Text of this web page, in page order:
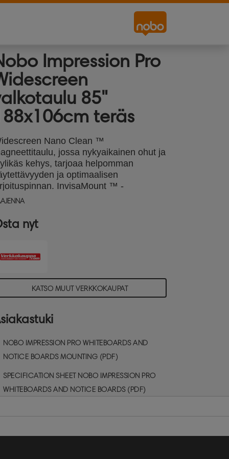
Impression Pro
85"
teräs
Nano Clean ™
jossa nykyaikainen ohut ja
kehys, tarjoaa helpomman
ja optimaalisen
InvisaMount ™ -
tekee asennuksesta helppoa ja
tyylikäs kynäteline kynien ja
säilytystä varten.
pyyhittävyyttä, erinomainen
nyt
KATSO MUUT VERKKOKAUPAT
NOBO IMPRESSION PRO WHITEBOARDS AND
NOTICE BOARDS MOUNTING (PDF)
SPECIFICATION SHEET NOBO IMPRESSION PRO
WHITEBOARDS AND NOTICE BOARDS (PDF)